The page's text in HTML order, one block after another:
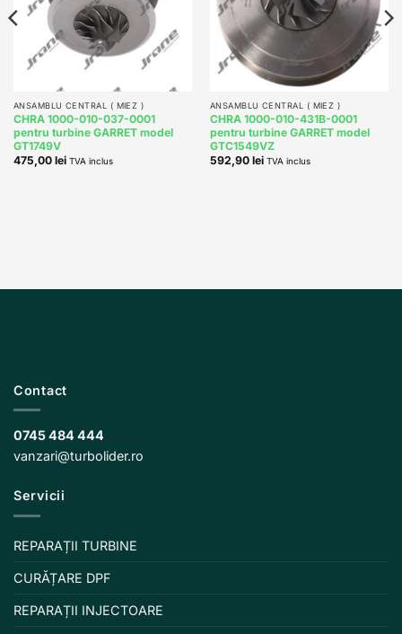
ANSAMBLU CENTRAL ( MIEZ )
CHRA 1000-010-037-0001
pentru turbine GARRET model
GT1749V
475,00 lei TVA inclus
ANSAMBLU CENTRAL ( MIEZ )
CHRA 1000-010-431B-0001
pentru turbine GARRET model
GTC1549VZ
592,90 lei TVA inclus
Contact
0745 484 444
vanzari@turbolider.ro
Servicii
REPARAȚII TURBINE
CURĂȚARE DPF
REPARAȚII INJECTOARE